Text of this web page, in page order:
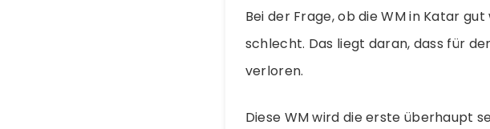
Bei der Frage, ob die WM in Katar
schlecht. Das liegt daran, dass für
verloren.
Diese WM wird die erste überhaupt